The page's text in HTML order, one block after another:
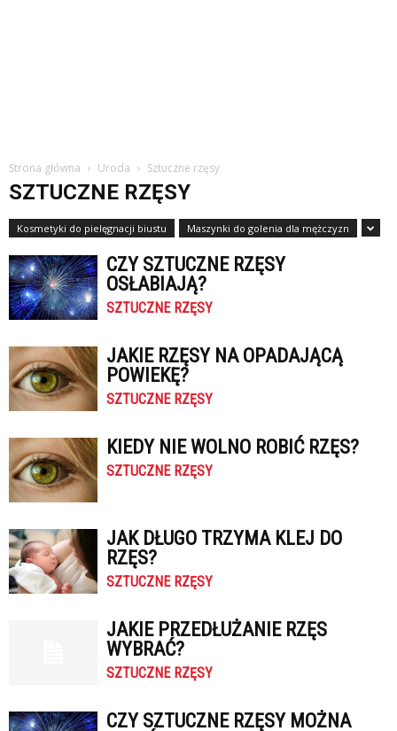
Strona główna Uroda Sztuczne rzęsy
SZTUCZNE RZĘSY
Kosmetyki do pielęgnacji biustu Maszynki do golenia dla mężczyzn
CZY SZTUCZNE RZĘSY
OSŁABIAJĄ?
SZTUCZNE RZĘSY
JAKIE RZĘSY NA OPADAJĄCĄ
POWIEKĘ?
SZTUCZNE RZĘSY
KIEDY NIE WOLNO ROBIĆ RZĘS?
SZTUCZNE RZĘSY
JAK DŁUGO TRZYMA KLEJ DO
RZĘS?
SZTUCZNE RZĘSY
JAKIE PRZEDŁUŻANIE RZĘS
WYBRAĆ?
SZTUCZNE RZĘSY
CZY SZTUCZNE RZĘSY MOŻNA